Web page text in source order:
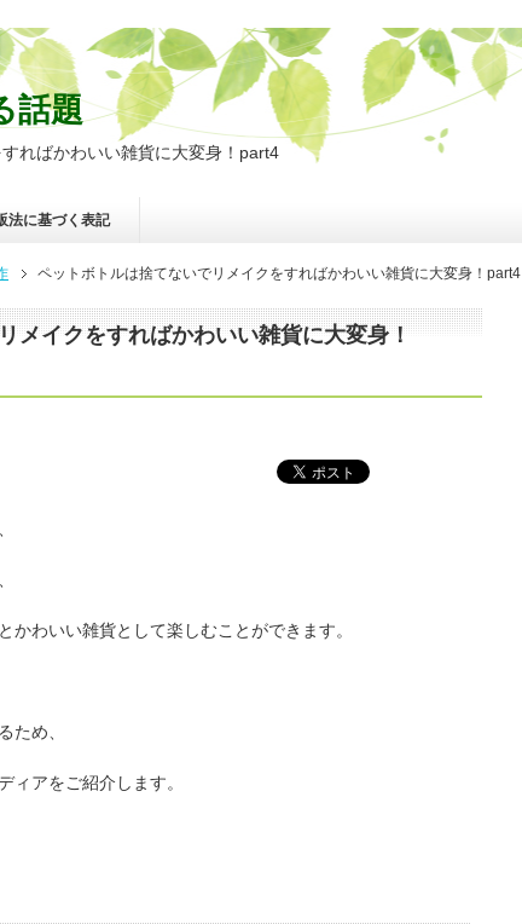
話題
ればかわいい雑貨に大変身！part4
法に基づく表記
ペットボトルは捨てないでリメイクをすればかわいい雑貨に大変身！part4
メイクをすればかわいい雑貨に大変身！
かわいい雑貨として楽しむことができます。
ため、
ィアをご紹介します。